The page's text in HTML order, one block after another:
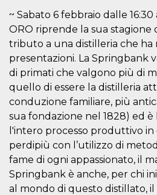
~ Sabato 6 febbraio dalle 16:30
ORO riprende la sua
tributo a una distilleria che ha
presentazioni. La Springbank
di primati che valgono più di
quello di essere la distilleria
conduzione familiare, più
sua fondazione nel 1828) ed è
l'intero processo produttivo in
perdipiù con l’utilizzo di
fame di ogni appassionato, il
Springbank è anche, per chi
al mondo di questo distillato,
cf_clearance
Cloudflare,
Inc.
.oooh.events
wordpress_test_cookie
Automattic
Inc.
.oooh.events